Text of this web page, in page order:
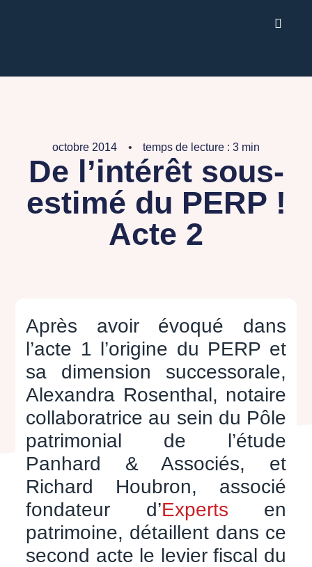
octobre 2014 temps de lecture : 3 min
De l’intérêt sous-
estimé du PERP !
Acte 2
Après avoir évoqué dans
l’acte 1 l’origine du PERP et
sa dimension successorale,
Alexandra Rosenthal, notaire
collaboratrice au sein du Pôle
patrimonial de l’étude
Panhard & Associés, et
Richard Houbron, associé
fondateur d’Experts en
patrimoine, détaillent dans ce
second acte le levier fiscal du